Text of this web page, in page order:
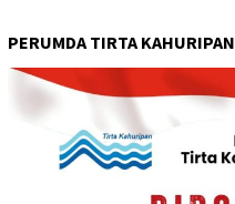
PERUMDA TIRTA KAHURIPAN